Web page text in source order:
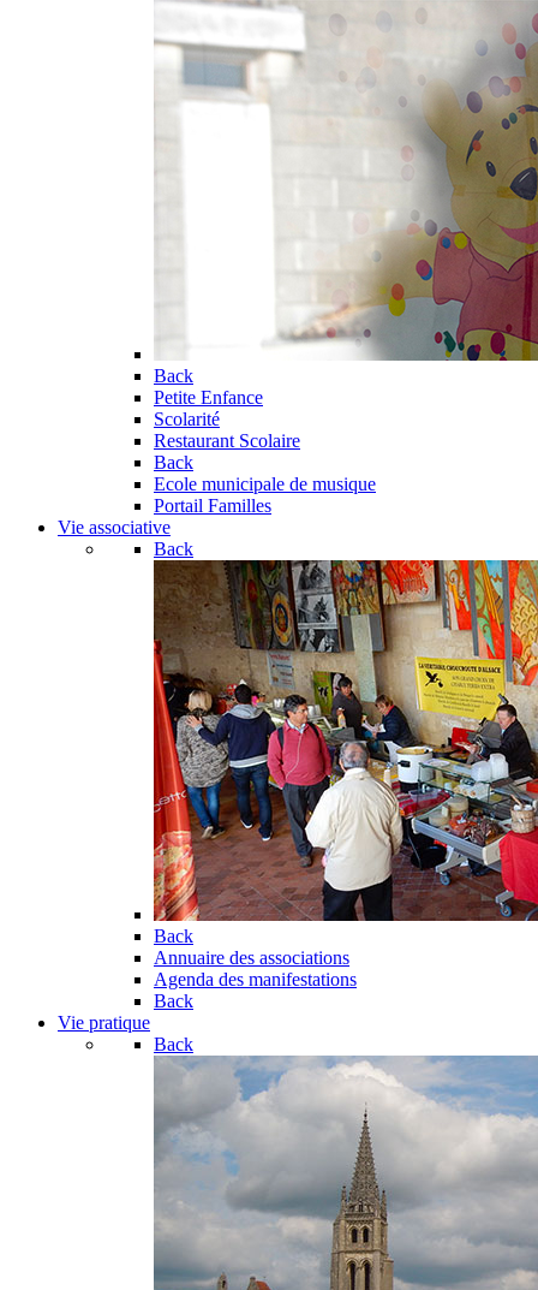
Back
Petite Enfance
Scolarité
Restaurant Scolaire
Back
Ecole municipale de musique
Portail Familles
Vie associative
Back
Back
Annuaire des associations
Agenda des manifestations
Back
Vie pratique
Back